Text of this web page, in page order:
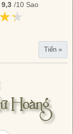
9,3 /10 Sao
Tiến »
Hoàng